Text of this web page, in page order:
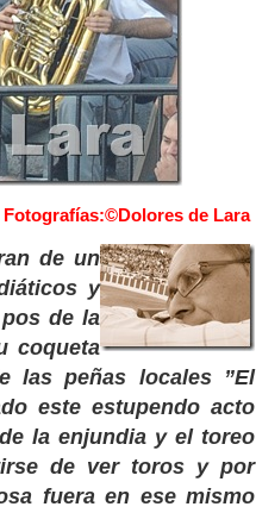
Fotografías:©Dolores de Lara
de un
y
de la
coqueta
las peñas locales ”El
este estupendo acto
la enjundia y el toreo
de ver toros y por
fuera en ese mismo